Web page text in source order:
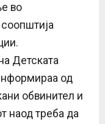
во
Детската
од
обвинител и
наод треба да